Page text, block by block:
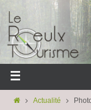
Actualité